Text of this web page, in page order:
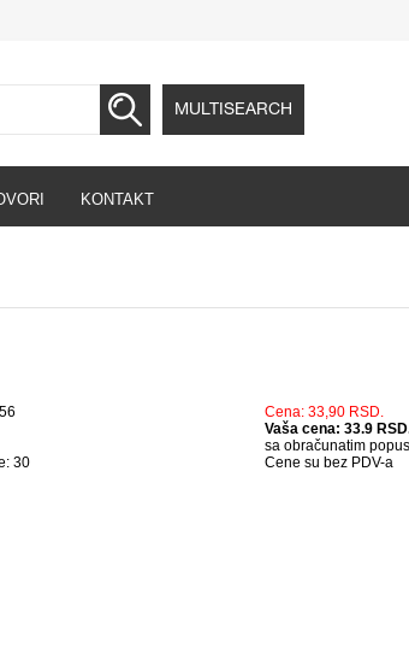
KONTAKT
MULTISEARCH
30
Cena: 33,90 RSD.
Vaša cena: 33.9
sa obračunatim
Cene su bez PDV-a